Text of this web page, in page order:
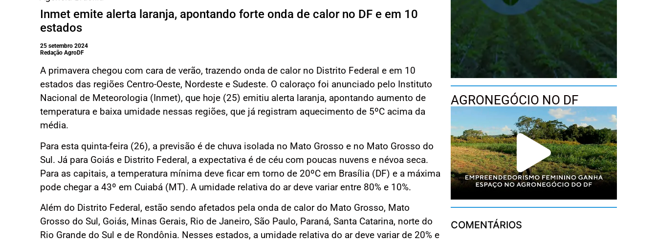
Inmet emite alerta laranja, apontando forte onda de calor no DF e em 10
estados
25 setembro 2024
Redação AgroDF
A primavera chegou com cara de verão, trazendo onda de calor no Distrito Federal e em 10
estados das regiões Centro-Oeste, Nordeste e Sudeste. O caloraço foi anunciado pelo Instituto
Nacional de Meteorologia (Inmet), que hoje (25) emitiu alerta laranja, apontando aumento de
temperatura e baixa umidade nessas regiões, que já registram aquecimento de 5ºC acima da
média.
Para esta quinta-feira (26), a previsão é de chuva isolada no Mato Grosso e no Mato Grosso do
Sul. Já para Goiás e Distrito Federal, a expectativa é de céu com poucas nuvens e névoa seca.
Para as capitais, a temperatura mínima deve ficar em torno de 20ºC em Brasília (DF) e a máxima
pode chegar a 43º em Cuiabá (MT). A umidade relativa do ar deve variar entre 80% e 10%.
Além do Distrito Federal, estão sendo afetados pela onda de calor do Mato Grosso, Mato
Grosso do Sul, Goiás, Minas Gerais, Rio de Janeiro, São Paulo, Paraná, Santa Catarina, norte do
Rio Grande do Sul e de Rondônia. Nesses estados, a umidade relativa do ar deve variar de 20% e
AGRONEGÓCIO NO DF
COMENTÁRIOS